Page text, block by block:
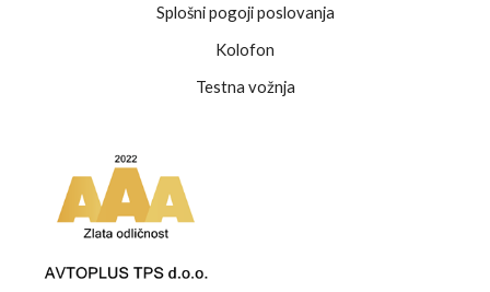
Splošni pogoji poslovanja
Kolofon
Testna vožnja